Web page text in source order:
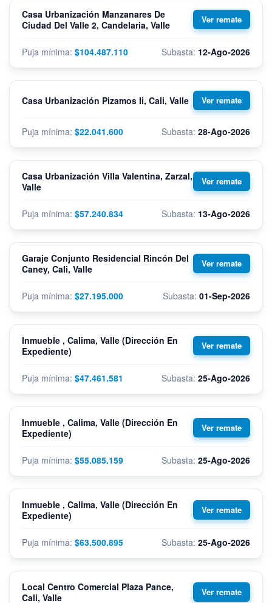
$104.487.110
Casa Urbanización Manzanares De
Ciudad Del Valle 2, Candelaria, Valle
12-Ago-2026
$22.041.600
Casa Urbanización Pizamos Ii, Cali, Valle
28-Ago-2026
$57.240.834
Casa Urbanización Villa Valentina, Zarzal,
Valle
13-Ago-2026
$27.195.000
Garaje Conjunto Residencial Rincón Del
Caney, Cali, Valle
01-Sep-2026
$47.461.581
Inmueble , Calima, Valle (Dirección En
Expediente)
25-Ago-2026
$55.085.159
Inmueble , Calima, Valle (Dirección En
Expediente)
25-Ago-2026
$63.500.895
Inmueble , Calima, Valle (Dirección En
Expediente)
25-Ago-2026
Local Centro Comercial Plaza Pance,
Cali, Valle